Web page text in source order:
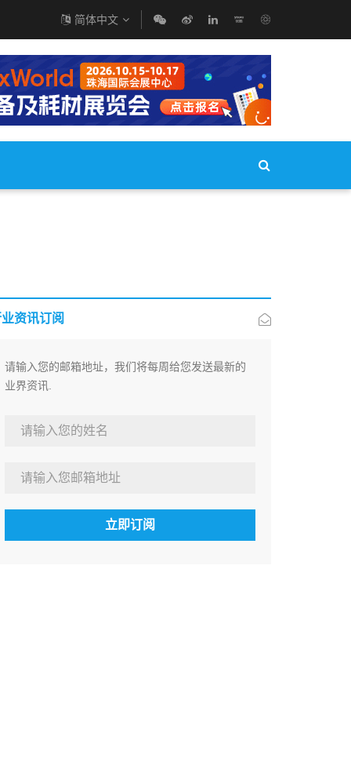
简体中文
资讯订阅
请输入您的邮箱地址，我们将每周给您发送最新的
业界资讯.
立即订阅